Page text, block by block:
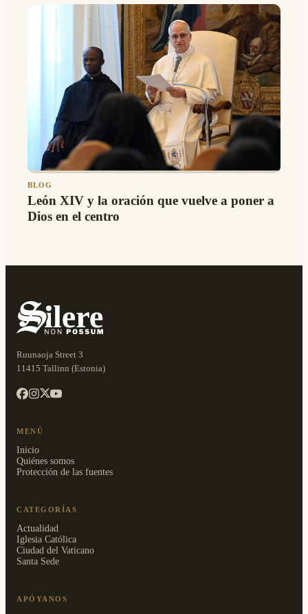
BLOG
León XIV y la oración que vuelve a poner a
Dios en el centro
Ruunaoja Street 3
11415 Tallinn (Estonia)
MENÚ
Inicio
Quiénes somos
Protección de las fuentes
CATEGORÍAS
Actualidad
Iglesia Católica
Ciudad del Vaticano
Santa Sede
APÓYANOS